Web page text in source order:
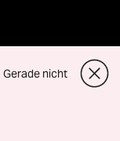
Gerade nicht